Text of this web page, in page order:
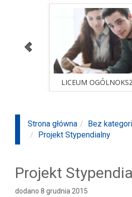
ofertę
Strona główna
Bez
Projekt Stypendialny
Projekt
dodano 8 grudnia 2015